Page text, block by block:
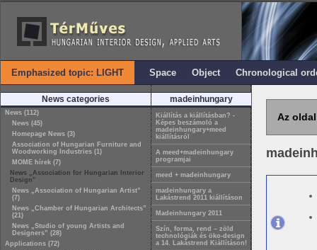
Emphasized topic: LIGHT Space Object Chronological
News categories
News (112)
News (45)
Homepage News (3)
Association of Hungarian Furniture and
Woodworking Industries (1)
MOME hírek (7)
News „Association for Hungarian Interior
Design”
News „Association of Hungarian Artist”
(7)
News „Chamber of Hungarian Architects”
(21)
News „Studio of young Artists and
Designers” (28)
Applications (72)
madeinhungary
Kiállítás a kiállításban? -
Képes beszámoló a
madeinhungary+meed
kiállításról
A meed+madeinhungary
programjai
meed + madeinhungary
madeinhungary a
Lakástrend 2011 kiállításon
Madeinhungary 2011
Szín, forma, rend – zöld
technológiák és öko-design
a 14. Lakástrend Kiállításon!
Az